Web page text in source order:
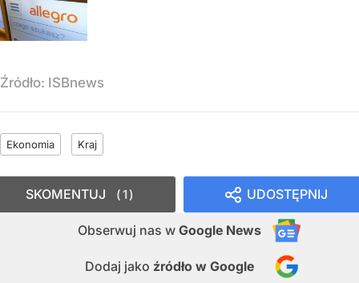
Źródło: ISBnews
Ekonomia Kraj
UDOSTĘPNIJ
Obserwuj nas w Google News
Dodaj jako źródło w Google
SKOMENTUJ 1